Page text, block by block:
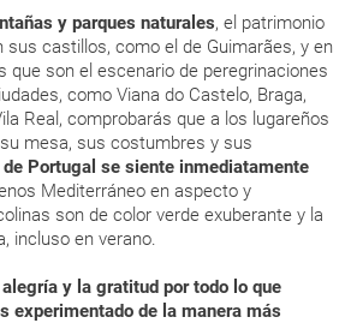
y parques naturales, el patrimonio
sus castillos, como el de Guimarães, y en
que son el escenario de peregrinaciones
como Viana do Castelo, Braga,
Real, comprobarás que a los lugareños
mesa, sus costumbres y sus
de Portugal se siente inmediatamente
Mediterráneo en aspecto y
son de color verde exuberante y la
incluso en verano.
y la gratitud por todo lo que
experimentado de la manera más
Porto y Norte está especialmente
a sus interesantes rutas de
FEB
°C
6 °C
MAR
16 °C
7 °C
ABR
17 °C
tener mi pasaporte para ir
tengo que estar en el
puedo reservar un viaje de
en la página web?
uno de los servicios ha
de confirmación ¿Cómo